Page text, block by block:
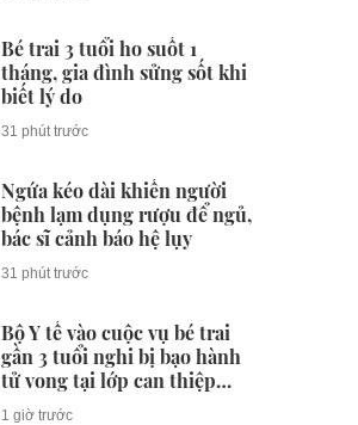
Bé trai 3 tuổi ho suốt 1
tháng, gia đình sửng sốt khi
biết lý do
31 phút trước
Ngứa kéo dài khiến người
bệnh lạm dụng rượu để ngủ,
bác sĩ cảnh báo hệ lụy
31 phút trước
Bộ Y tế vào cuộc vụ bé trai
gần 3 tuổi nghi bị bạo hành
tử vong tại lớp can thiệp
"chui"
1 giờ trước